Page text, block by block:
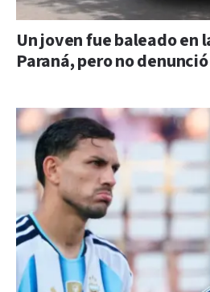
Un joven fue baleado en
Paraná, pero no